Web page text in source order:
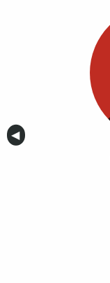
Anterior
◀︎